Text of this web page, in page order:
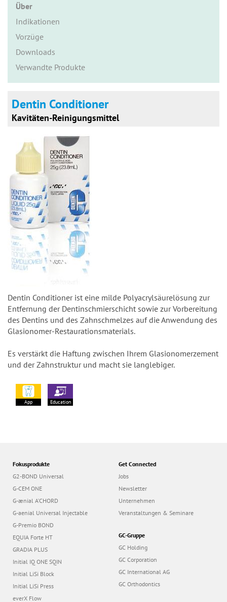
Über
Indikationen
Vorzüge
Downloads
Verwandte Produkte
Dentin Conditioner
Kavitäten-Reinigungsmittel
Dentin Conditioner ist eine milde Polyacrylsäurelösung zur
Entfernung der Dentinschmierschicht sowie zur Vorbereitung
des Dentins und des Zahnschmelzes auf die Anwendung des
Glasionomer-Restaurationsmaterials.
Es verstärkt die Haftung zwischen Ihrem Glasionomerzement
und der Zahnstruktur und macht sie langlebiger.
App Education
Fokusprodukte
G2-BOND Universal
G-CEM ONE
G-ænial A’CHORD
G-aenial Universal Injectable
G-Premio BOND
EQUIA Forte HT
GRADIA PLUS
Initial IQ ONE SQIN
Initial LiSi Block
Initial LiSi Press
everX Flow
Get Connected
Jobs
Newsletter
Unternehmen
Veranstaltungen & Seminare
GC-Gruppe
GC Holding
GC Corporation
GC International AG
GC Orthodontics